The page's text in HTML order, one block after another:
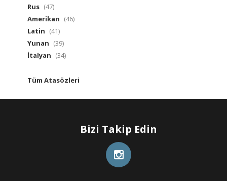
Rus (47)
Amerikan (46)
Latin (41)
Yunan (39)
İtalyan (34)
Tüm Atasözleri
Bizi Takip Edin